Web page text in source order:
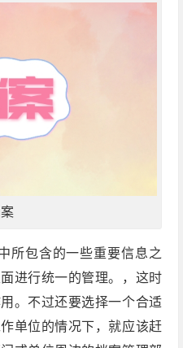
所包含的一些重要信息之
进行统一的管理。，这时
。不过还要选择一个合适
单位的情况下，就应该赶